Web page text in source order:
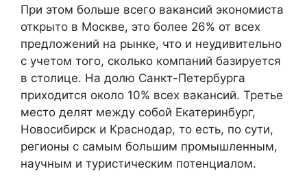
При этом больше всего вакансий экономиста
открыто в Москве, это более 26% от всех
предложений на рынке, что и неудивительно
с учетом того, сколько компаний базируется
в столице. На долю Санкт-Петербурга
приходится около 10% всех вакансий. Третье
место делят между собой Екатеринбург,
Новосибирск и Краснодар, то есть, по сути,
регионы с самым большим промышленным,
научным и туристическим потенциалом.